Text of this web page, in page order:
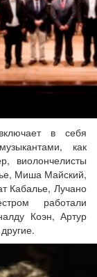
в себя
как
виолончелисты
Миша Майский,
Кабалье, Лучано
работали
Коэн, Артур